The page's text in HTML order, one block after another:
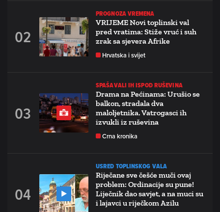
PROGNOZA VREMENA
VRIJEME Novi toplinski val
pred vratima: Stiže vruć i suh
zrak sa sjevera Afrike
Hrvatska i svijet
SPAŠAVALI IH ISPOD RUŠEVINA
Drama na Pećinama: Urušio se
balkon, stradala dva
maloljetnika. Vatrogasci ih
izvukli iz ruševina
Crna kronika
USRED TOPLINSKOG VALA
Riječane sve češće muči ovaj
problem: Ordinacije su pune!
Liječnik dao savjet, a na muci su
i lajavci u riječkom Azilu